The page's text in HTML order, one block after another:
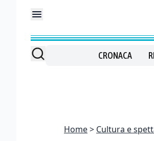
CRONACA
Home Cultura e